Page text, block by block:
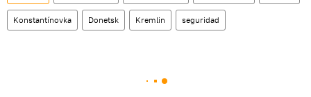
Konstantínovka Donetsk Kremlin seguridad